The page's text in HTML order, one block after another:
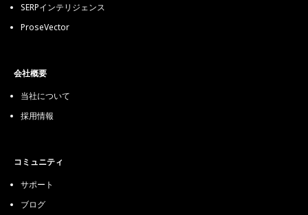
SERPインテリジェンス
ProseVector
会社概要
当社について
採用情報
コミュニティ
サポート
ブログ